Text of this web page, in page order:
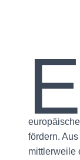
E
fördern.
mittlerweile